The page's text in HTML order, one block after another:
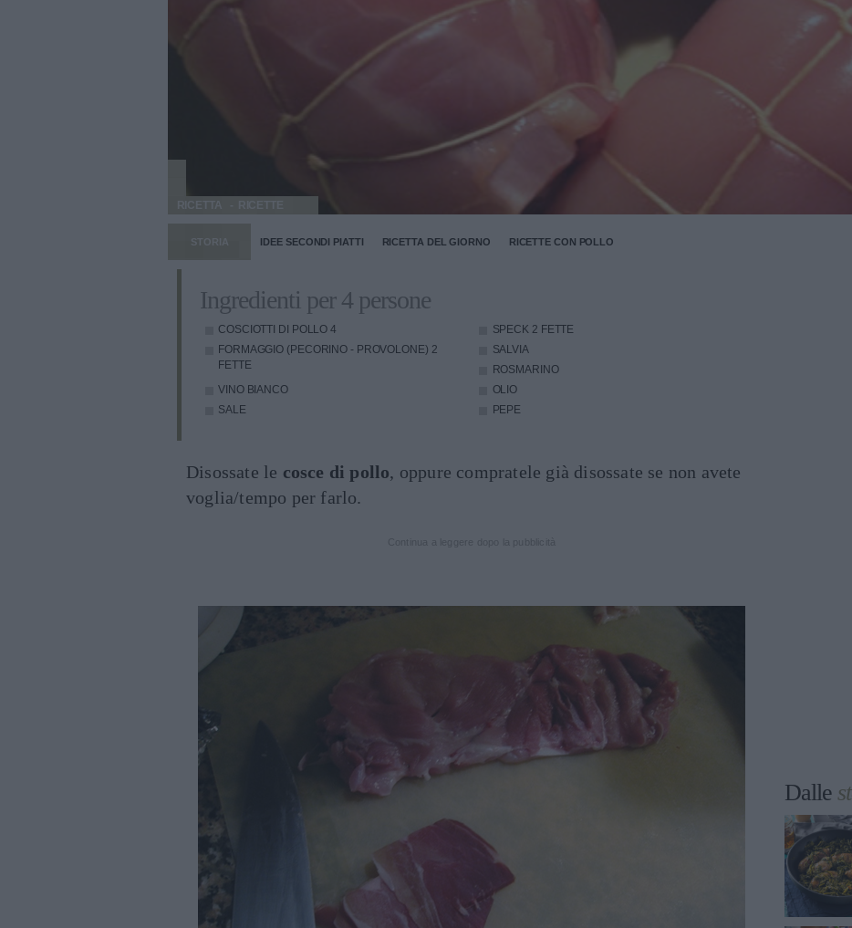
RICETTA
STORIA IDEE SECONDI PIATTI RICETTA DEL GIORNO RICETTE CON POLLO
Ingredienti per 4 persone
COSCIOTTI DI POLLO 4 SPECK 2 FETTE
FORMAGGIO (PECORINO - PROVOLONE) 2
FETTE
SALVIA
ROSMARINO
VINO BIANCO
OLIO
SALE
PEPE
Disossate le cosce di pollo, oppure compratele già disossate se non avete
voglia/tempo per farlo.
Dalle